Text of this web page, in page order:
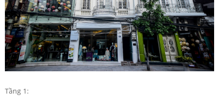
Tầng 1: